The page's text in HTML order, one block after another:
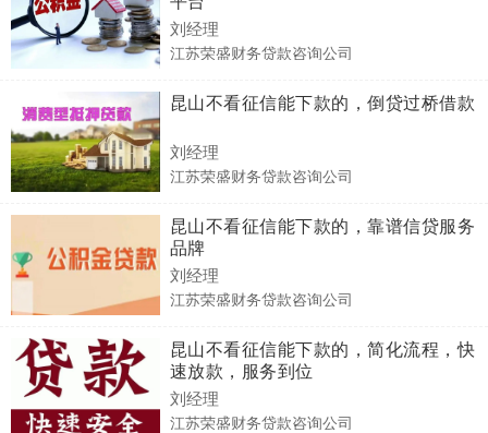
刘经理
江苏荣盛财务贷款咨询公司
昆山不看征信能下款的，倒贷过桥借款
刘经理
江苏荣盛财务贷款咨询公司
昆山不看征信能下款的，靠谱信贷服务
品牌
刘经理
江苏荣盛财务贷款咨询公司
昆山不看征信能下款的，简化流程，快
速放款，服务到位
刘经理
江苏荣盛财务贷款咨询公司